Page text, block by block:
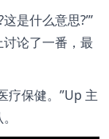
是什么意思?’”
论了一番，最
疗保健。”Up 主